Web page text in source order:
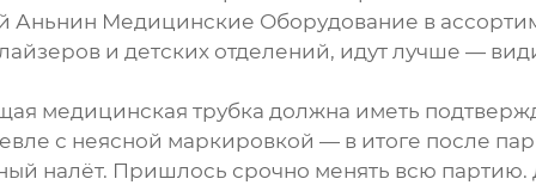
Аньнин Медицинские Оборудование в
и детских отделений, идут лучше —
медицинская трубка должна иметь
с неясной маркировкой — в итоге после
налёт. Пришлось срочно менять всю партию.